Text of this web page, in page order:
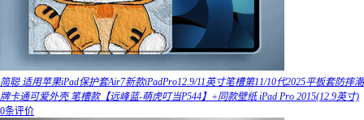
简聪 适用苹果iPad保护套Air7新款iPadPro12.9/11英寸笔槽第11/10代2025平板套防摔潮
牌卡通可爱外壳 笔槽款【远峰蓝-萌虎叮当P544】+同款壁纸 iPad Pro 2015(12.9英寸)
0条评价